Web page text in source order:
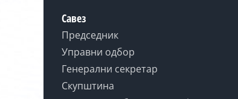
Савез
Председник
Управни одбор
Генерални секретар
Скупштина